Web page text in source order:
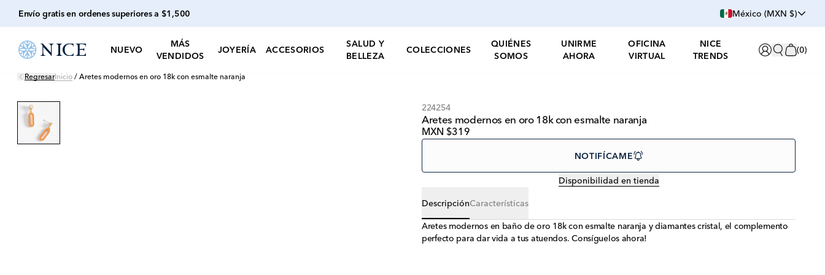
Envío gratis en ordenes superiores a $1,500 México (MXN $)
NUEVO
MÁS
VENDIDOS
JOYERÍA ACCESORIOS
SALUD Y
BELLEZA
COLECCIONES
QUIÉNES
SOMOS
UNIRME
AHORA
OFICINA
VIRTUAL
NICE
TRENDS
(0)
RegresarInicio / Aretes modernos en oro 18k con esmalte naranja
224254
Aretes modernos en oro 18k con esmalte naranja
MXN $319
NOTIFÍCAME
Disponibilidad en tienda
DescripciónCaracterísticas
Aretes modernos en baño de oro 18k con esmalte naranja y diamantes cristal, el complemento
perfecto para dar vida a tus atuendos. Consíguelos ahora!